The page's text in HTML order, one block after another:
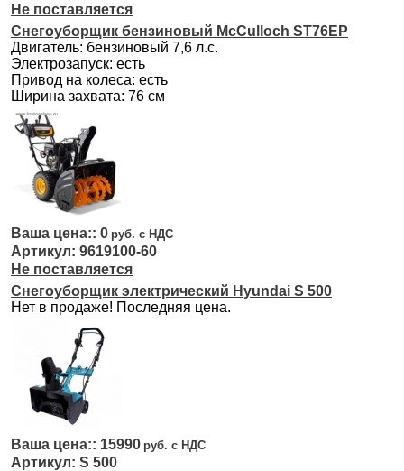
Не поставляется
Снегоуборщик бензиновый McCulloch ST76EP
Двигатель: бензиновый 7,6 л.с.
Электрозапуск: есть
Привод на колеса: есть
Ширина захвата: 76 см
0
9619100-60
Не поставляется
Снегоуборщик электрический Hyundai S 500
Нет в продаже! Последняя цена.
15990
S 500